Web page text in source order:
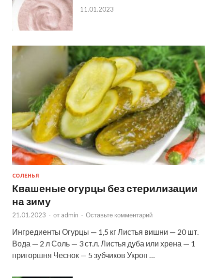
11.01.2023
СОЛЕНЬЯ
Квашеные огурцы без стерилизации
на зиму
21.01.2023 - от admin - Оставьте комментарий
Ингредиенты Огурцы — 1,5 кг Листья вишни — 20 шт.
Вода — 2 л Соль — 3 ст.л. Листья дуба или хрена — 1
пригоршня Чеснок — 5 зубчиков Укроп …